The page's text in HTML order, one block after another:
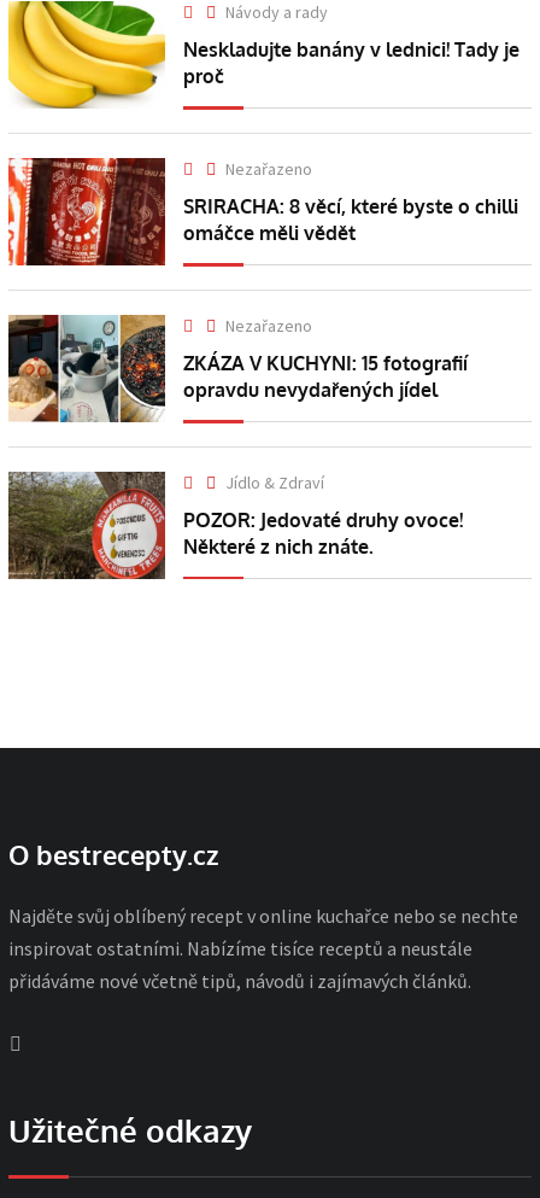
Návody a rady
Neskladujte banány v lednici! Tady je
proč
Nezařazeno
SRIRACHA: 8 věcí, které byste o chilli
omáčce měli vědět
Nezařazeno
ZKÁZA V KUCHYNI: 15 fotografií
opravdu nevydařených jídel
Jídlo & Zdraví
POZOR: Jedovaté druhy ovoce!
Některé z nich znáte.
O bestrecepty.cz
Najděte svůj oblíbený recept v online kuchařce nebo se nechte
inspirovat ostatními. Nabízíme tisíce receptů a neustále
přidáváme nové včetně tipů, návodů i zajímavých článků.
Užitečné odkazy